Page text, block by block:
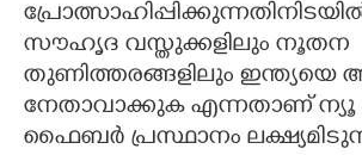
സൗഹൃദ വസ്തുക്കളിലും നൂതന
തുണിത്തരങ്ങളിലും ഇന്ത്യയെ
നേതാവാക്കുക എന്നതാണ്
ഫൈബർ പ്രസ്ഥാനം